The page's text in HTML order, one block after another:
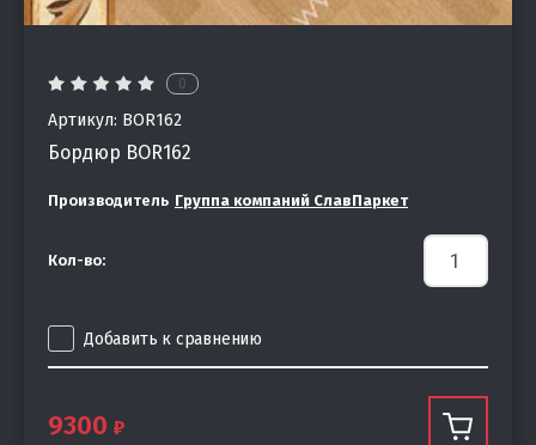
0
Артикул: BOR162
Бордюр BOR162
Производитель Группа компаний СлавПаркет
Кол-во:
Добавить к сравнению
9300